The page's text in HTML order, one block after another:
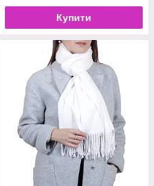
Купити